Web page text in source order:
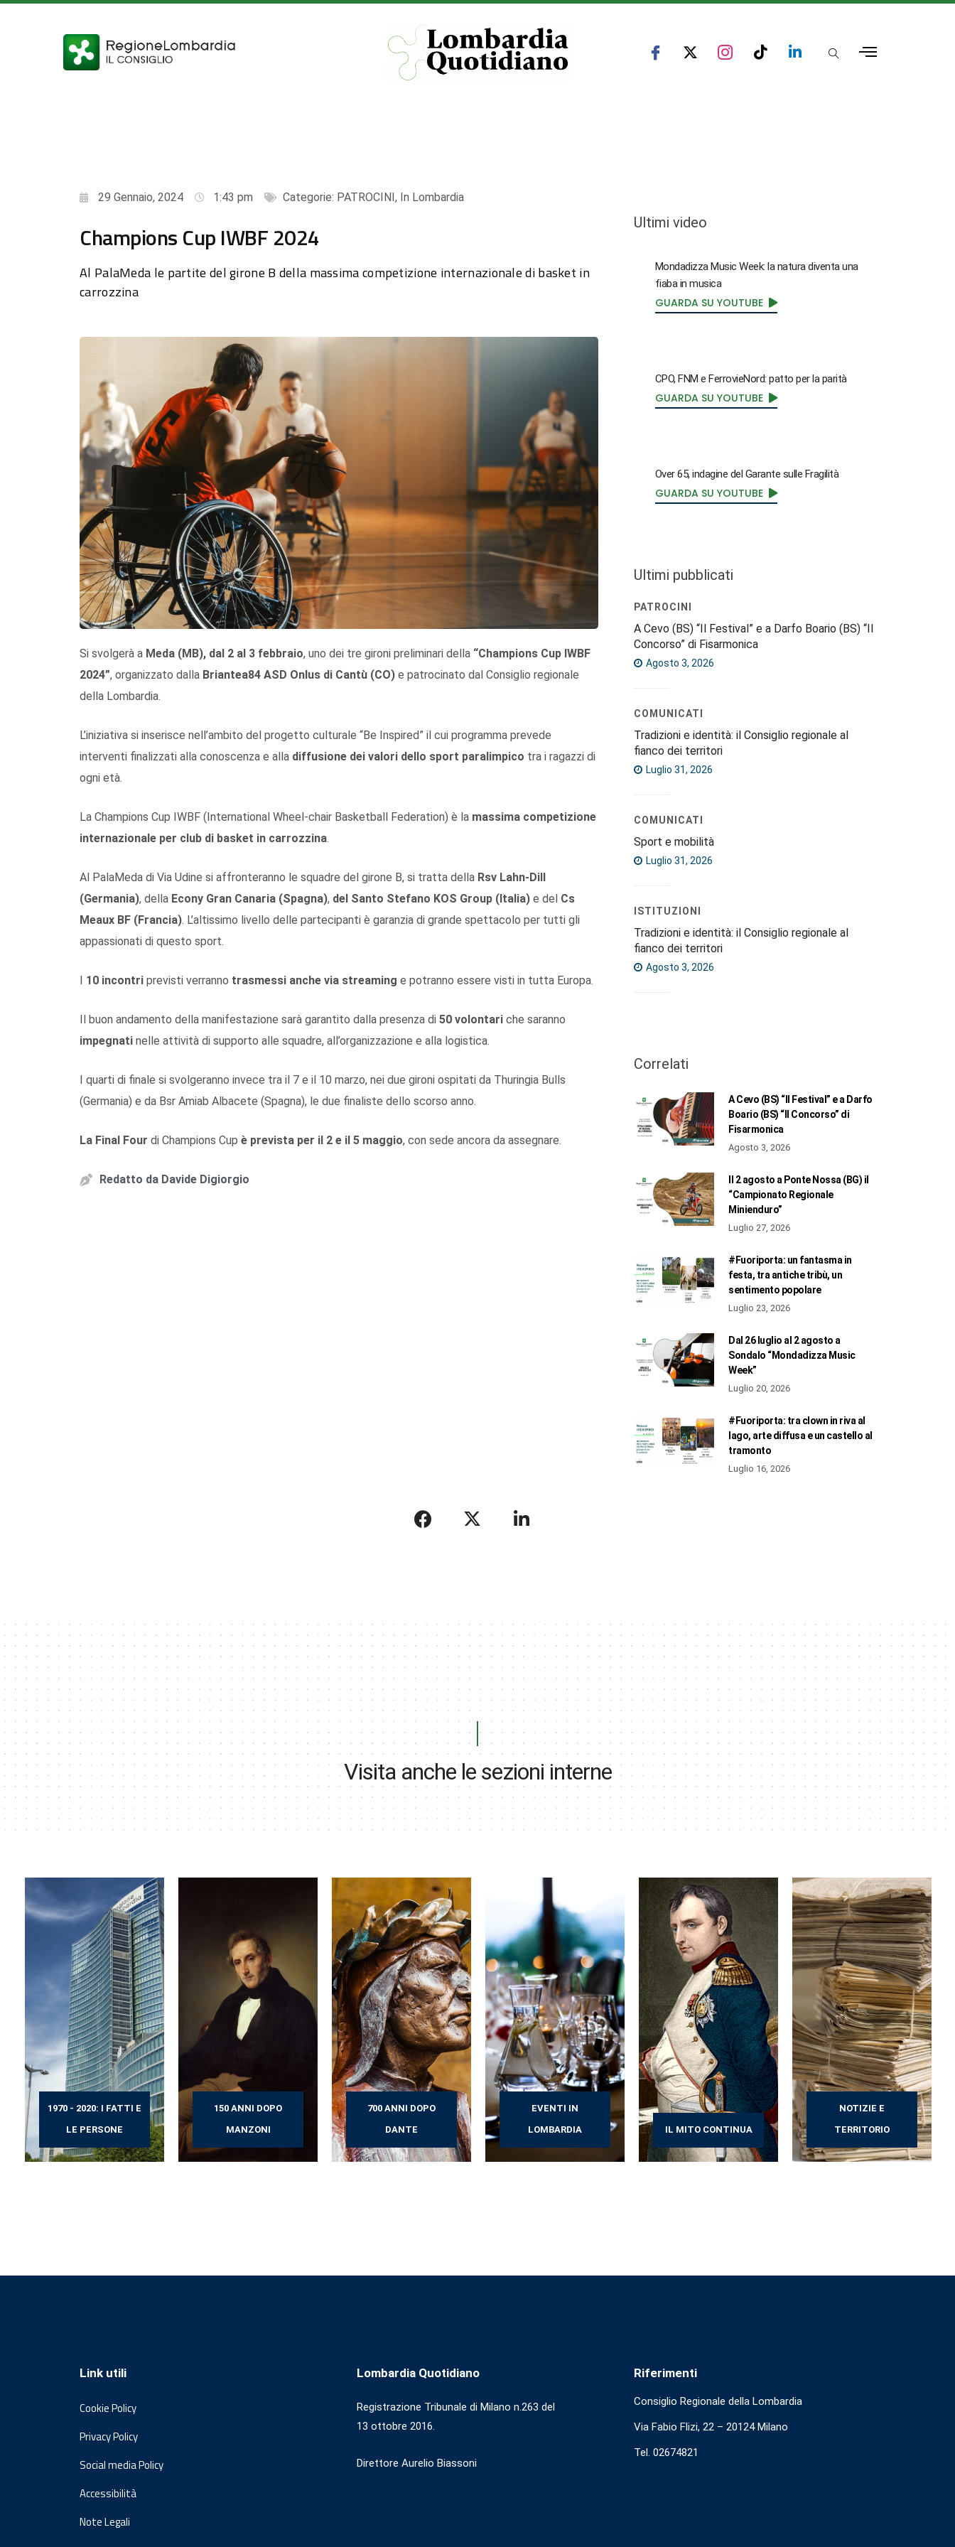
29 Gennaio, 2024 1:43 pm Categorie: PATROCINI, In Lombardia
Champions Cup IWBF 2024
Al PalaMeda le partite del girone B della massima competizione internazionale di basket in
carrozzina
Si svolgerà a Meda (MB), dal 2 al 3 febbraio, uno dei tre gironi preliminari della “Champions Cup IWBF
2024”, organizzato dalla Briantea84 ASD Onlus di Cantù (CO) e patrocinato dal Consiglio regionale
della Lombardia.
L’iniziativa si inserisce nell’ambito del progetto culturale “Be Inspired” il cui programma prevede
interventi finalizzati alla conoscenza e alla diffusione dei valori dello sport paralimpico tra i ragazzi di
ogni età.
La Champions Cup IWBF (International Wheel-chair Basketball Federation) è la massima competizione
internazionale per club di basket in carrozzina.
Al PalaMeda di Via Udine si affronteranno le squadre del girone B, si tratta della Rsv Lahn-Dill
(Germania), della Econy Gran Canaria (Spagna), del Santo Stefano KOS Group (Italia) e del Cs
Meaux BF (Francia). L’altissimo livello delle partecipanti è garanzia di grande spettacolo per tutti gli
appassionati di questo sport.
I 10 incontri previsti verranno trasmessi anche via streaming e potranno essere visti in tutta Europa.
Il buon andamento della manifestazione sarà garantito dalla presenza di 50 volontari che saranno
impegnati nelle attività di supporto alle squadre, all’organizzazione e alla logistica.
I quarti di finale si svolgeranno invece tra il 7 e il 10 marzo, nei due gironi ospitati da Thuringia Bulls
(Germania) e da Bsr Amiab Albacete (Spagna), le due finaliste dello scorso anno.
La Final Four di Champions Cup è prevista per il 2 e il 5 maggio, con sede ancora da assegnare.
Redatto da Davide Digiorgio
Ultimi video
Mondadizza Music Week: la natura diventa una
fiaba in musica
GUARDA SU YOUTUBE
CPO, FNM e FerrovieNord: patto per la parità
GUARDA SU YOUTUBE
Over 65, indagine del Garante sulle Fragilità
GUARDA SU YOUTUBE
Ultimi pubblicati
PATROCINI
A Cevo (BS) “Il Festival” e a Darfo Boario (BS) “Il
Concorso” di Fisarmonica
Agosto 3, 2026
COMUNICATI
Tradizioni e identità: il Consiglio regionale al
fianco dei territori
Luglio 31, 2026
COMUNICATI
Sport e mobilità
Luglio 31, 2026
ISTITUZIONI
Tradizioni e identità: il Consiglio regionale al
fianco dei territori
Agosto 3, 2026
Correlati
A Cevo (BS) “Il Festival” e a Darfo
Boario (BS) “Il Concorso” di
Fisarmonica
Agosto 3, 2026
Il 2 agosto a Ponte Nossa (BG) il
“Campionato Regionale
Minienduro”
Luglio 27, 2026
#Fuoriporta: un fantasma in
festa, tra antiche tribù, un
sentimento popolare
Luglio 23, 2026
Dal 26 luglio al 2 agosto a
Sondalo “Mondadizza Music
Week”
Luglio 20, 2026
#Fuoriporta: tra clown in riva al
lago, arte diffusa e un castello al
tramonto
Luglio 16, 2026
Visita anche le sezioni interne
1970 - 2020: I FATTI E
LE PERSONE
150 ANNI DOPO
MANZONI
700 ANNI DOPO
DANTE
EVENTI IN
LOMBARDIA
IL MITO CONTINUA
NOTIZIE E
TERRITORIO
Link utili
Cookie Policy
Privacy Policy
Social media Policy
Accessibilità
Note Legali
Lombardia Quotidiano
Registrazione Tribunale di Milano n.263 del
13 ottobre 2016.
Direttore Aurelio Biassoni
Riferimenti
Consiglio Regionale della Lombardia
Via Fabio Flizi, 22 – 20124 Milano
Tel. 02674821